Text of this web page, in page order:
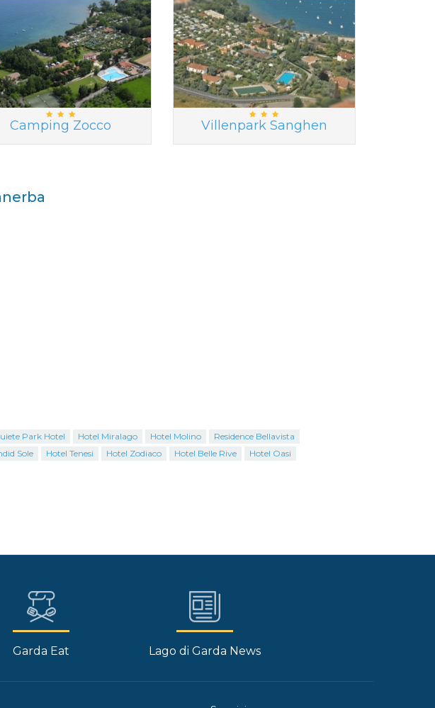
Camping Zocco Villenpark Sanghen
Park Hotel Hotel Miralago Hotel Molino
Residence Bellavista
Sole Hotel Tenesi Hotel Zodiaco Hotel Belle Rive
Hotel Oasi
Garda Eat Lago di Garda News